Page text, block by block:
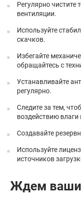
Регулярно чистите
вентиляции.
Используйте
скачков.
Избегайте
обращайтесь с
Устанавливайте
регулярно.
Следите за тем,
воздействию
Создавайте
Используйте
источников
Ждем